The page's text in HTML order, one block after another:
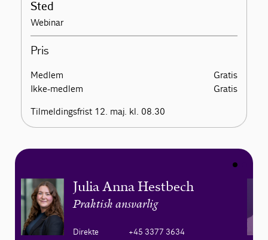
Sted
Webinar
Pris
Medlem
Gratis
Ikke-medlem
Gratis
Tilmeldingsfrist 12. maj. kl. 08.30
Julia Anna Hestbech
Praktisk ansvarlig
Direkte
+45 3377 3634